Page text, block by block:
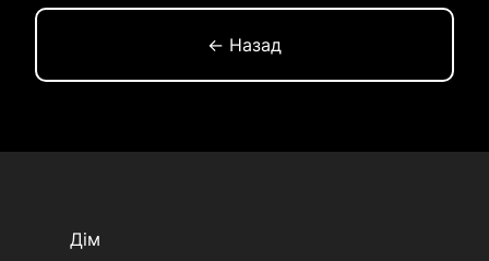
← Назад
Дім